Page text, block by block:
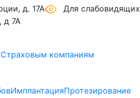
д. 17А
д 7А
Для слабовидящих
Страховым компаниям
ИмплантацияПротезирование